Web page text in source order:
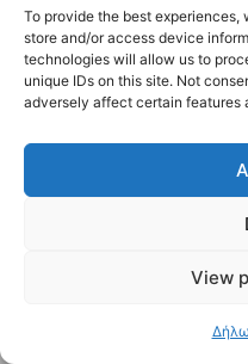
To provide the best
store and/or access device
technologies will allow us to
unique IDs on this site. Not
adversely affect certain features
View